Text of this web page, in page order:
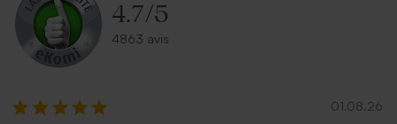
4.7/5
4863 avis
01.08.26